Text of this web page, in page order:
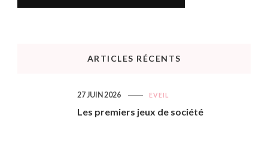
ARTICLES RÉCENTS
EVEIL
Les premiers jeux de société
27 JUIN 2026